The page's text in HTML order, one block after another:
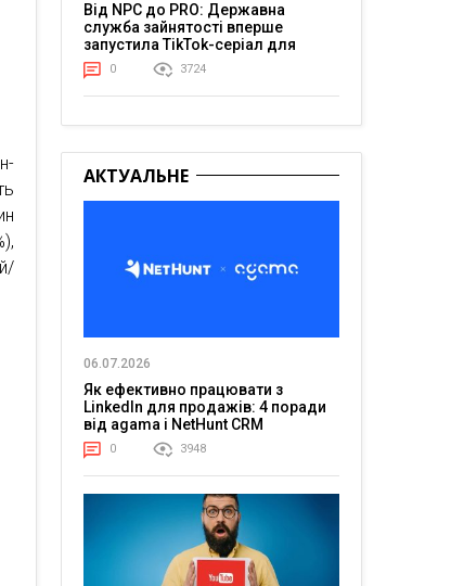
Від NPC до PRO: Державна
служба зайнятості вперше
запустила TikTok-серіал для
молоді
0 3724
АКТУАЛЬНЕ
06.07.2026
Як ефективно працювати з
LinkedIn для продажів: 4 поради
від agama і NetHunt CRM
0 3948